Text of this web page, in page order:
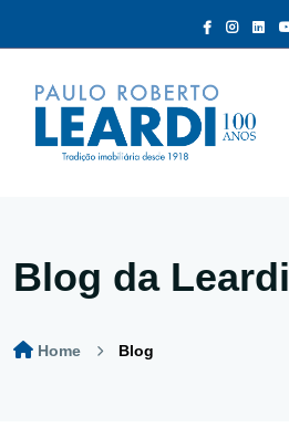
Blog da Leardi
Home Blog